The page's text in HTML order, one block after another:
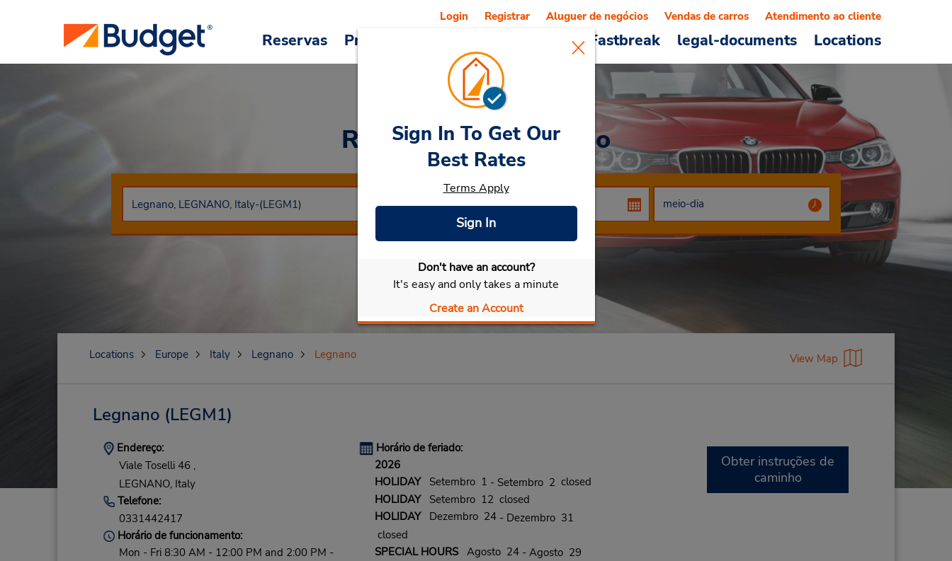
Reservas Promoções Veículos e serviços Fastbreak legal-documents Locations
Login Registrar Aluguer de negócios Vendas de carros Atendimento ao cliente
Rent a Carat Legnano
Selecionar meu carro
Sign In To Get Our
Best Rates
Terms Apply
Sign In
Don't have an account?
It's easy and only takes a minute
Create an Account
Locations Europe Italy Legnano Legnano View Map
Legnano (LEGM1)
Endereço:
Viale Toselli 46 ,
LEGNANO, Italy
Telefone:
0331442417
Horário de funcionamento:
Mon - Fri 8:30 AM - 12:00 PM and 2:00 PM -
Horário de feriado:
2026
HOLIDAYSetembro 1 - Setembro 2 closed
HOLIDAYSetembro 12 closed
HOLIDAYDezembro 24 - Dezembro 31
closed
SPECIAL HOURSAgosto 24 - Agosto 29
Obter instruções de
caminho